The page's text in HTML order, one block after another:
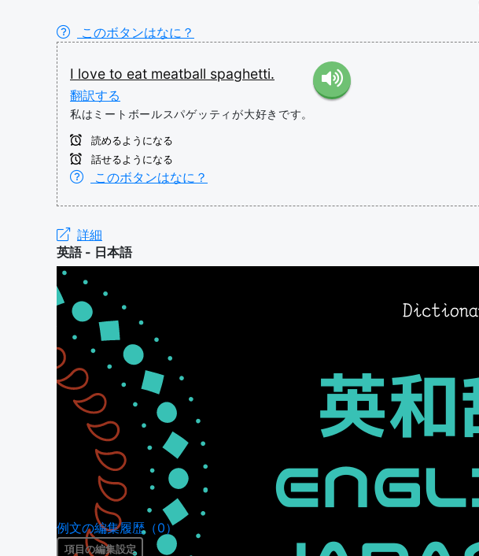
このボタンはなに？
I love to eat meatball spaghetti.
翻訳する
私はミートボールスパゲッティが大好きです。
読めるようになる
話せるようになる
このボタンはなに？
詳細
英語 - 日本語
例文の編集履歴（0）
項目の編集設定